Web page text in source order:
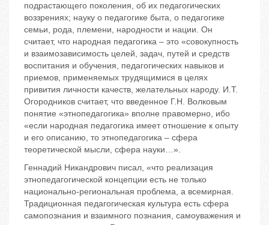
подрастающего поколения, об их педагогических
воззрениях; науку о педагогике быта, о педагогике
семьи, рода, племени, народности и нации. Он
считает, что народная педагогика – это «совокупность
и взаимозависимость целей, задач, путей и средств
воспитания и обучения, педагогических навыков и
приемов, применяемых трудящимися в целях
привития личности качеств, желательных народу. И.Т.
Огородников считает, что введенное Г.Н. Волковым
понятие «этнопедагогика» вполне правомерно, ибо
«если народная педагогика имеет отношение к опыту
и его описанию, то этнопедагогика – сфера
теоретической мысли, сфера науки…».
Геннадий Никандрович писал, «что реализация
этнопедагогической концепции есть не только
национально-региональная проблема, а всемирная.
Традиционная педагогическая культура есть сфера
самопознания и взаимного познания, самоуважения и